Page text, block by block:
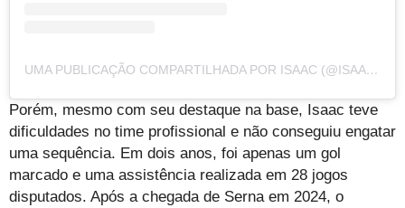
UMA PUBLICAÇÃO COMPARTILHADA POR ISAAC (@ISAAC_RODRIGUEEZ_)
Porém, mesmo com seu destaque na base, Isaac teve
dificuldades no time profissional e não conseguiu engatar
uma sequência. Em dois anos, foi apenas um gol
marcado e uma assistência realizada em 28 jogos
disputados. Após a chegada de Serna em 2024, o